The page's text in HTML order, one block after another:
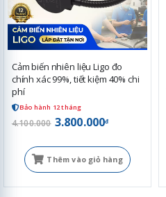
Cảm biến nhiên liệu Ligo đo
chính xác 99%, tiết kiệm 40% chi
phí
Bảo hành 12 tháng
4.100.000 3.800.000đ
Thêm vào giỏ hàng